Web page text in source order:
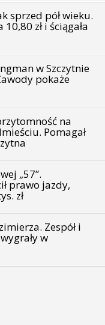
sprzed pół wieku.
10,80 zł i ściągała
w Szczytnie
pokaże
na
Pomagał
„57”.
prawo jazdy,
zł
Zespół i
w